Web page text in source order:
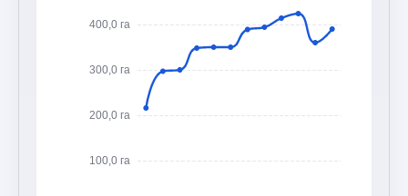
100,0 га
200,0 га
300,0 га
400,0 га